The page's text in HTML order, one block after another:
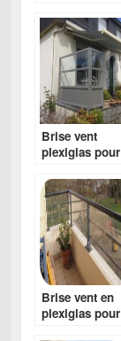
Brise vent
plexiglas pour
Brise vent en
plexiglas pour